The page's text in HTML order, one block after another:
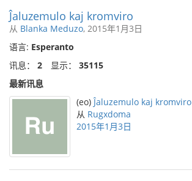
Ĵaluzemulo kaj kromviro
从 Blanka Meduzo, 2015年1月3日
语言: Esperanto
讯息： 2 显示： 35115
最新讯息
(eo)Ĵaluzemulo kaj kromviro
从 Rugxdoma
2015年1月3日